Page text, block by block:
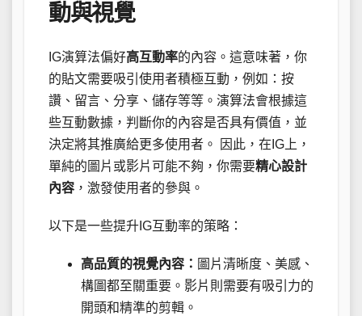
動與視覺
IG演算法偏好高互動率的內容。這意味著，你
的貼文需要吸引使用者積極互動，例如：按
讚、留言、分享、儲存等等。演算法會根據這
些互動數據，判斷你的內容是否具有價值，並
決定將其推廣給更多使用者。 因此，在IG上，
單純的圖片或影片可能不夠，你需要精心設計
內容 ，激發使用者的參與。
以下是一些提升IG互動率的策略：
高品質的視覺內容： 圖片清晰度、美感、
構圖都至關重要。影片則需要有吸引力的
開頭和精準的剪輯。